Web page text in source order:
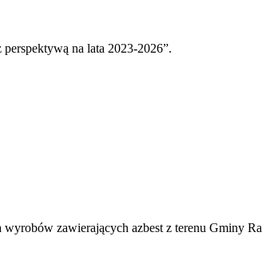
na lata 2023-2026”.
zawierających azbest z terenu Gminy